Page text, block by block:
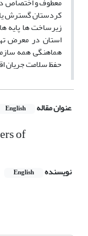
کردستان گسترش
زیرساخت ها پایه
استان در معرض
هماهنگی همه
حفظ سلامت جریان
عنوان مقاله English
of
نویسنده English